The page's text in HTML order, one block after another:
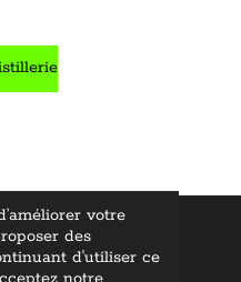
votre
des
d'utiliser ce
réservés"